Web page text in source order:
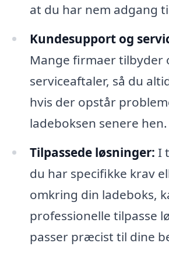
at du har nem adgang
Kundesupport og
Mange firmaer tilbyder
serviceaftaler, så du
hvis der opstår
ladeboksen senere hen.
Tilpassede løsninger: I
du har specifikke krav
omkring din ladeboks,
professionelle tilpasse
passer præcist til dine